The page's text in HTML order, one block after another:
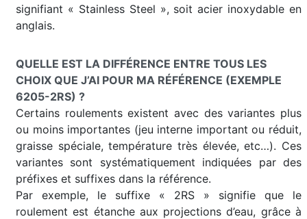
signifiant « Stainless Steel », soit acier inoxydable en
anglais.
QUELLE EST LA DIFFÉRENCE ENTRE TOUS LES
CHOIX QUE J’AI POUR MA RÉFÉRENCE (EXEMPLE
6205-2RS) ?
Certains roulements existent avec des variantes plus
ou moins importantes (jeu interne important ou réduit,
graisse spéciale, température très élevée, etc…). Ces
variantes sont systématiquement indiquées par des
préfixes et suffixes dans la référence.
Par exemple, le suffixe « 2RS » signifie que le
roulement est étanche aux projections d’eau, grâce à